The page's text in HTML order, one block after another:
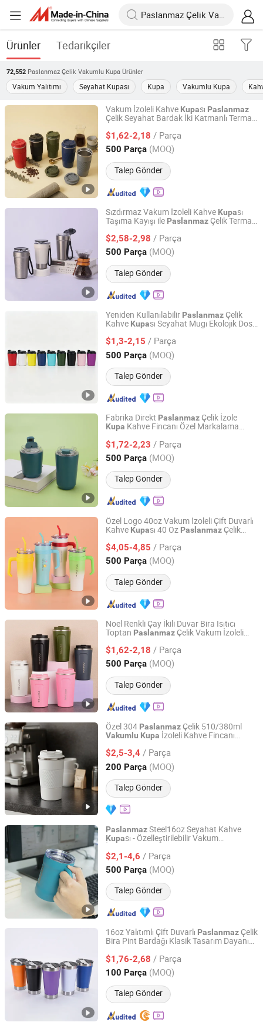
Ürünler Tedarikçiler
72,552 Paslanmaz Çelik Vakumlu Kupa Ürünler
Vakum Yalıtımı Seyahat Kupası Kupa Vakumlu Kupa
Vakum İzoleli Kahve Kupası Paslanmaz
Çelik Seyahat Bardak İki Katmanlı Termal
Üretici Toptan Tedarikçi
$1,62-2,18 / Parça
500 Parça (MOQ)
Talep Gönder
Shanghai Karry Industrial Co., Ltd.
Zhejiang, China Fiyat 2023
Sızdırmaz Vakum İzoleli Kahve Kupası
Taşıma Kayışı ile Paslanmaz Çelik Termal
PaslanmazÇelik Kahve
$2,58-2,98 / Parça
500 Parça (MOQ)
Talep Gönder
Zhejiang Coolshine Cup Co., Ltd.
Zhejiang, China Fiyat 2026
Yeniden Kullanılabilir Paslanmaz Çelik
Kahve Kupası Seyahat Mugı Ekolojik Dost
Logo Toptan Fabrika Tedarik
$1,3-2,15 / Parça
500 Parça (MOQ)
Talep Gönder
Zhejiang Coolshine Cup Co., Ltd.
Zhejiang, China Fiyat 2026
Fabrika Direkt Paslanmaz Çelik İzole
Kupa Kahve Fincanı Özel Markalama
Perakende Hediye Promosyonu
$1,72-2,23 / Parça
500 Parça (MOQ)
Talep Gönder
Shanghai Karry Industrial Co., Ltd.
Zhejiang, China Fiyat 2023
Özel Logo 40oz Vakum İzoleli Çift Duvarlı
Kahve Kupası 40 Oz Paslanmaz Çelik
$4,05-4,85 / Parça
500 Parça (MOQ)
Talep Gönder
Shanghai Karry Industrial Co., Ltd.
Zhejiang, China Fiyat 2023
Noel Renkli Çay İkili Duvar Bira Isıtıcı
Toptan Paslanmaz Çelik Vakum İzoleli
Kapaklı
$1,62-2,18 / Parça
500 Parça (MOQ)
Talep Gönder
Shanghai Karry Industrial Co., Ltd.
Zhejiang, China Fiyat 2023
Özel 304 Paslanmaz Çelik 510/380ml
Vakumlu Kupa İzoleli Kahve Fincanı
$2,5-3,4 / Parça
200 Parça (MOQ)
Talep Gönder
Yangjiang Aohea Plastic Hardware Products Co., Ltd.
Guangdong, China Fiyat 2025
PaslanmazSteel16oz Seyahat Kahve
Kupası - Özelleştirilebilir Vakum
$2,1-4,6 / Parça
500 Parça (MOQ)
Talep Gönder
Zhejiang Daian Commodity Co., Ltd.
Shanghai, China Fiyat 2007
16oz Yalıtımlı Çift Duvarlı Paslanmaz Çelik
Bira Pint Bardağı Klasik Tasarım Dayanıklı
BiraKupası Kamp İçin
$1,76-2,68 / Parça
100 Parça (MOQ)
Talep Gönder
Anhui Beauty Home Technology Co., Ltd
Anhui, China Fiyat 2024